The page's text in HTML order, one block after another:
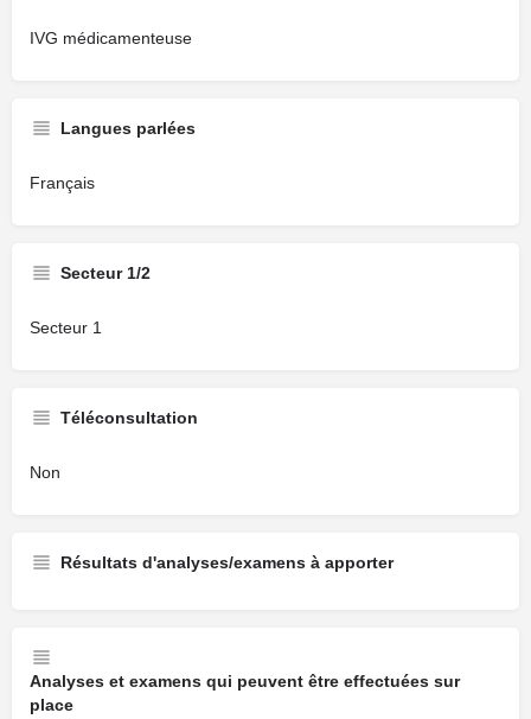
IVG médicamenteuse
Langues parlées
Français
Secteur 1/2
Secteur 1
Téléconsultation
Non
Résultats d'analyses/examens à apporter
Analyses et examens qui peuvent être effectuées sur
place